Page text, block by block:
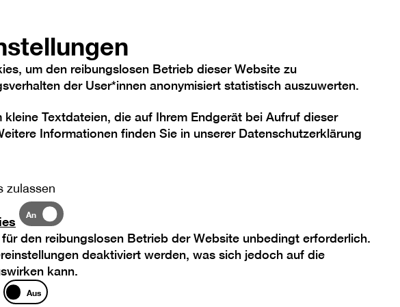
Programme Sammlung Berlinische Galerie
um den reibungslosen Betrieb dieser Website zu
der User*innen anonymisiert statistisch auszuwerten.
Textdateien, die auf Ihrem Endgerät bei Aufruf dieser
Informationen finden Sie in unserer Datenschutzerklärung
zulassen
Technische
notwendige
Cookies
An
den reibungslosen Betrieb der Website unbedingt erforderlich.
deaktiviert werden, was sich jedoch auf die
kann.
Statistik
und
Aus